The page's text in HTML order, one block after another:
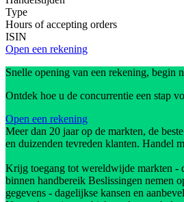
Type
Hours of accepting orders
ISIN
Open een rekening
Snelle opening van een rekening, begin
Ontdek hoe u de concurrentie een stap
Open een rekening
Meer dan 20 jaar op de markten, de
en duizenden tevreden klanten. Handel
Krijg toegang tot wereldwijde markten -
binnen handbereik Beslissingen nemen
gegevens - dagelijkse kansen en